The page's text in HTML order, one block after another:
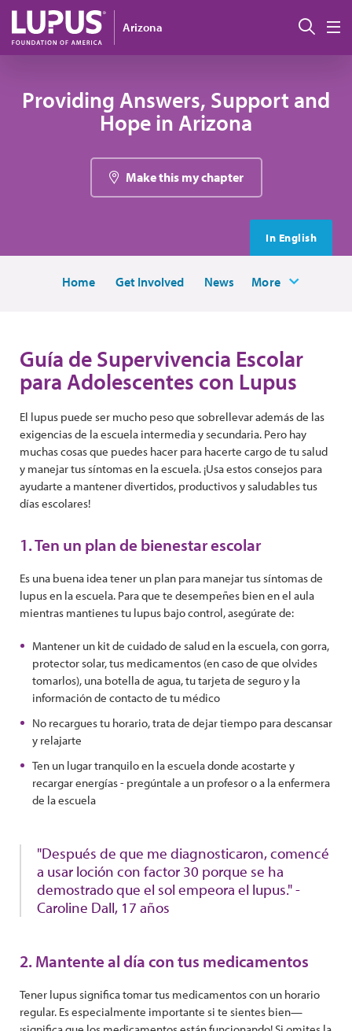
Pasar al contenido principal
Arizona
Providing Answers, Support and
Hope in Arizona
Make this my chapter
In English
Home Get Involved News More
Guía de Supervivencia Escolar
para Adolescentes con Lupus
El lupus puede ser mucho peso que sobrellevar además de las
exigencias de la escuela intermedia y secundaria. Pero hay
muchas cosas que puedes hacer para hacerte cargo de tu salud
y manejar tus síntomas en la escuela. ¡Usa estos consejos para
ayudarte a mantener divertidos, productivos y saludables tus
días escolares!
1. Ten un plan de bienestar escolar
Es una buena idea tener un plan para manejar tus síntomas de
lupus en la escuela. Para que te desempeñes bien en el aula
mientras mantienes tu lupus bajo control, asegúrate de:
Mantener un kit de cuidado de salud en la escuela, con gorra,
protector solar, tus medicamentos (en caso de que olvides
tomarlos), una botella de agua, tu tarjeta de seguro y la
información de contacto de tu médico
No recargues tu horario, trata de dejar tiempo para descansar
y relajarte
Ten un lugar tranquilo en la escuela donde acostarte y
recargar energías - pregúntale a un profesor o a la enfermera
de la escuela
"Después de que me diagnosticaron, comencé
a usar loción con factor 30 porque se ha
demostrado que el sol empeora el lupus." -
Caroline Dall, 17 años
2. Mantente al día con tus medicamentos
Tener lupus significa tomar tus medicamentos con un horario
regular. Es especialmente importante si te sientes bien—